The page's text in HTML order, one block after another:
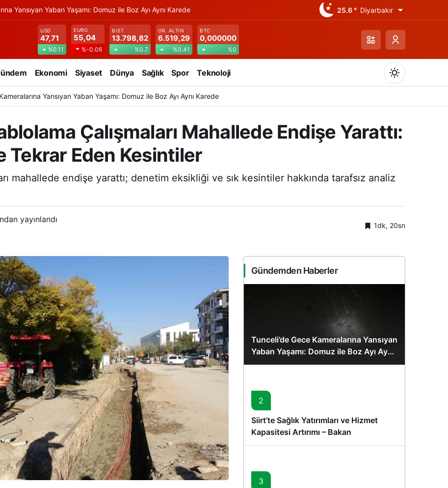
Yansıyan Yaban Yaşamı: Domuz ile Boz Ayı Aynı Karede 25.6 ° Diyarbakır
USD
47,71
%0.11
EURO
55,04
%-0.06
BIST
13.798,82
%0.7
GR. ALTIN
6.519,29
%0.41
BTC
0,000000
%0
Ekonomi Siyaset Dünya Sağlık Spor Teknoloji
Yansıyan Yaban Yaşamı: Domuz ile Boz Ayı Aynı Karede
Çalışmaları Mahallede Endişe Yarattı:
Tekrar Eden Kesintiler
mahallede endişe yarattı; denetim eksikliği ve sık kesintiler hakkında tarafsız analiz
yayınlandı
1dk, 20sn
Gündemden Haberler
Tunceli’de Gece Kameralarına Yansıyan
Yaban Yaşamı: Domuz ile Boz Ayı Aynı
Karede
2
Siirt’te Sağlık Yatırımları ve Hizmet
Kapasitesi Artırımı – Bakan
Memişoğlu’nun Ziyareti
3